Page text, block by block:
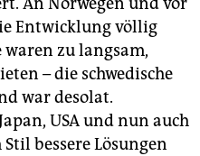
Entwicklung völlig
waren zu langsam,
– die schwedische
war desolat.
USA und nun auch
bessere Lösungen